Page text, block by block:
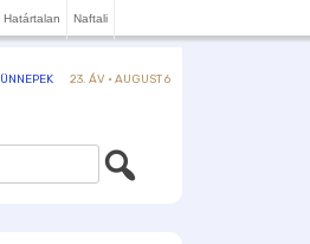
Határtalan Naftali
ÜNNEPEK 23. ÁV · AUGUST 6